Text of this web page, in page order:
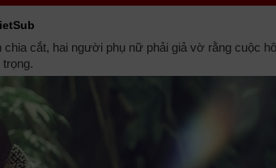
cắt, hai người phụ nữ phải giả vờ rằng cuộc